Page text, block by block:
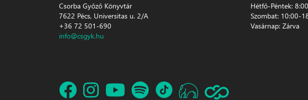
Csorba Győző Könyvtár
7622 Pécs, Universitas u. 2/A
+36 72 501-690
info@csgyk.hu
Hétfő-Péntek:
Szombat: 10:00-
Vasárnap: Zárva